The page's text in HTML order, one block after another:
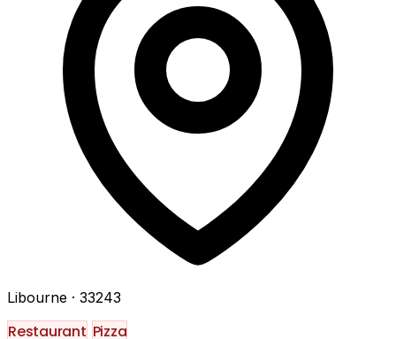
Libourne · 33243
Restaurant Pizza